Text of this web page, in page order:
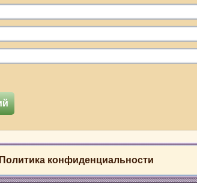
Политика конфиденциальности